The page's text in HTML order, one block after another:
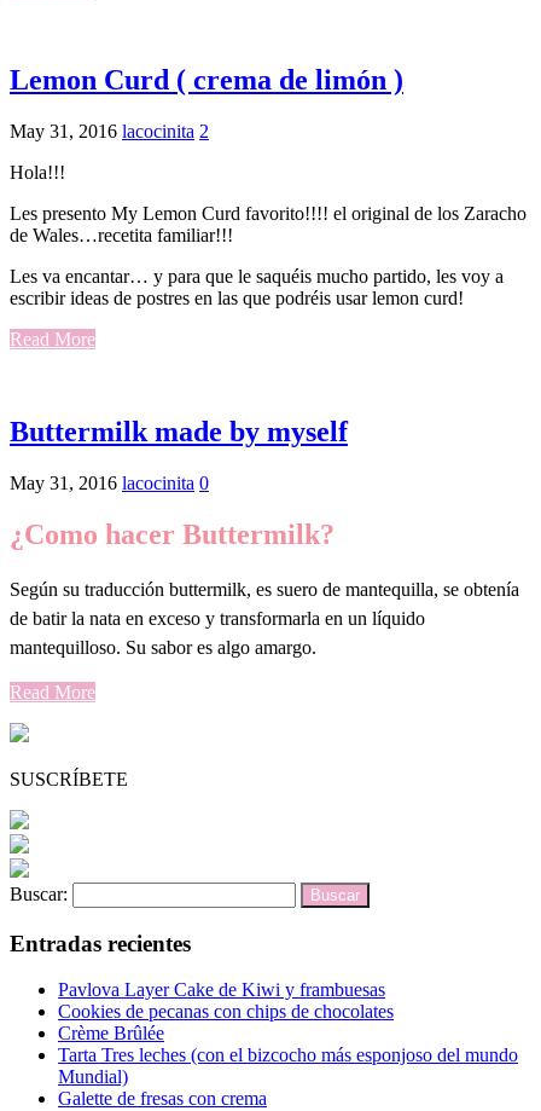
Lemon Curd ( crema de limón )
May 31, 2016 lacocinita 2
Hola!!!
Les presento My Lemon Curd favorito!!!! el original de los Zaracho
de Wales…recetita familiar!!!
Les va encantar… y para que le saquéis mucho partido, les voy a
escribir ideas de postres en las que podréis usar lemon curd!
Read More
Buttermilk made by myself
May 31, 2016 lacocinita 0
¿Como hacer Buttermilk?
Según su traducción buttermilk, es suero de mantequilla, se obtenía
de batir la nata en exceso y transformarla en un líquido
mantequilloso. Su sabor es algo amargo.
Read More
SUSCRÍBETE
Buscar:
Entradas recientes
Pavlova Layer Cake de Kiwi y frambuesas
Cookies de pecanas con chips de chocolates
Crème Brûlée
Tarta Tres leches (con el bizcocho más esponjoso del mundo
Mundial)
Galette de fresas con crema